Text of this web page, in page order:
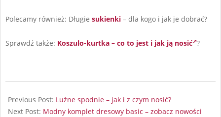
Polecamy również: Długie sukienki – dla kogo i jak je dobrać?
Sprawdź także: Koszulo-kurtka – co to jest i jak ją nosić ?
03-
03
Previous Post: Luźne spodnie – jak i z czym nosić?
Next Post: Modny komplet dresowy basic – zobacz nowości